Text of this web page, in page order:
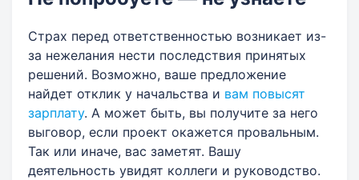
Страх перед ответственностью возникает из-
за нежелания нести последствия принятых
решений. Возможно, ваше предложение
найдет отклик у начальства и вам повысят
зарплату. А может быть, вы получите за него
выговор, если проект окажется провальным.
Так или иначе, вас заметят. Вашу
деятельность увидят коллеги и руководство.